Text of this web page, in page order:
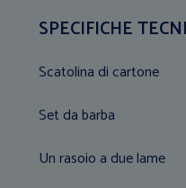
SPECIFICHE
Scatolina di cartone
Set da barba
Un rasoio a due lame